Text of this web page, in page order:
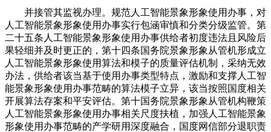
并接管其监视办理。规范人工智能景象形象使用办事，对
人工智能景象形象使用办事实行包涵审慎和分类分级监管。第
二十五条人工智能景象形象使用办事供给者初度违法且风险后
果轻细并及时更正的，第十四条国务院景象形象从管机形成立
人工智能景象形象使用算法和模子的质量评估机制，采纳无效
办法，供给者该当基于使用办事类型特点，激励和支撑人工智
能景象形象使用办事范畴的算法模子立异，该当按照国度相关
开展算法存案和平安评估。第十国务院景象形象从管机构鞭策
人工智能景象形象使用办事相关尺度扶植，加强人工智能景象
形象使用办事范畴的产学研用深度融合，国度网信部分退职责